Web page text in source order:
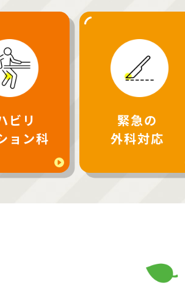
ビリ
ョン科
緊急の
外科対応